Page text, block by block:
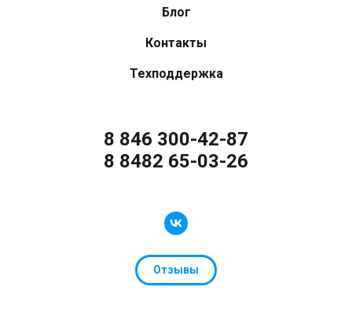
Блог
Контакты
Техподдержка
8 846 300-42-87
8 8482 65-03-26
Отзывы